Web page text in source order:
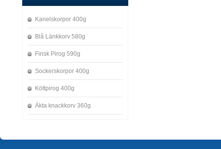
Kanelskorpor 400g
Blå Länkkorv 580g
Finsk Pirog 590g
Sockerskorpor 400g
Köttpirog 400g
Äkta knackkorv 360g